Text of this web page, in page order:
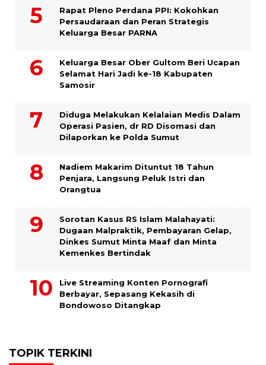
Rapat Pleno Perdana PPI: Kokohkan
Persaudaraan dan Peran Strategis
Keluarga Besar PARNA
Keluarga Besar Ober Gultom Beri Ucapan
Selamat Hari Jadi ke-18 Kabupaten
Samosir
Diduga Melakukan Kelalaian Medis Dalam
Operasi Pasien, dr RD Disomasi dan
Dilaporkan ke Polda Sumut
​Nadiem Makarim Dituntut 18 Tahun
Penjara, Langsung Peluk Istri dan
Orangtua
Sorotan Kasus RS Islam Malahayati:
Dugaan Malpraktik, Pembayaran Gelap,
Dinkes Sumut Minta Maaf dan Minta
Kemenkes Bertindak
Live Streaming Konten Pornografi
Berbayar, Sepasang Kekasih di
Bondowoso Ditangkap
TOPIK TERKINI